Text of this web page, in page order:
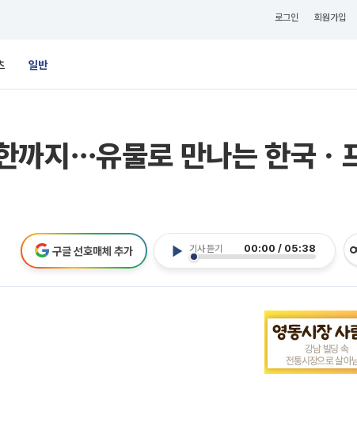
로그인 회원가입
일반
까지⋯유물로 만나는 한국ㆍ
기사 듣기 00:00 / 05:38
구글 선호매체 추가